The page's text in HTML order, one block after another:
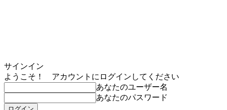
サインイン
ようこそ！ アカウントにログインしてください
あなたのユーザー名
あなたのパスワード